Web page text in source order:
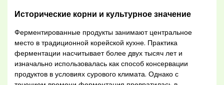
Исторические корни и культурное значение
Ферментированные продукты занимают центральное
место в традиционной корейской кухне. Практика
ферментации насчитывает более двух тысяч лет и
изначально использовалась как способ консервации
продуктов в условиях сурового климата. Однако с